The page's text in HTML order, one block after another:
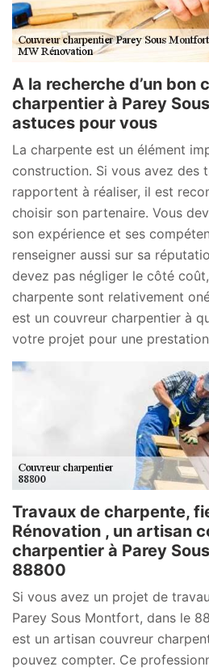
A la recherche d’un bon
charpentier à Parey
astuces pour vous
La charpente est un élément
construction. Si vous avez des
rapportent à réaliser, il est
choisir son partenaire. Vous
son expérience et ses
renseigner aussi sur sa
devez pas négliger le côté
charpente sont relativement
est un couvreur charpentier à
votre projet pour une
Travaux de charpente,
Rénovation , un artisan
charpentier à Parey
88800
Si vous avez un projet de
Parey Sous Montfort, dans le
est un artisan couvreur
pouvez compter. Ce